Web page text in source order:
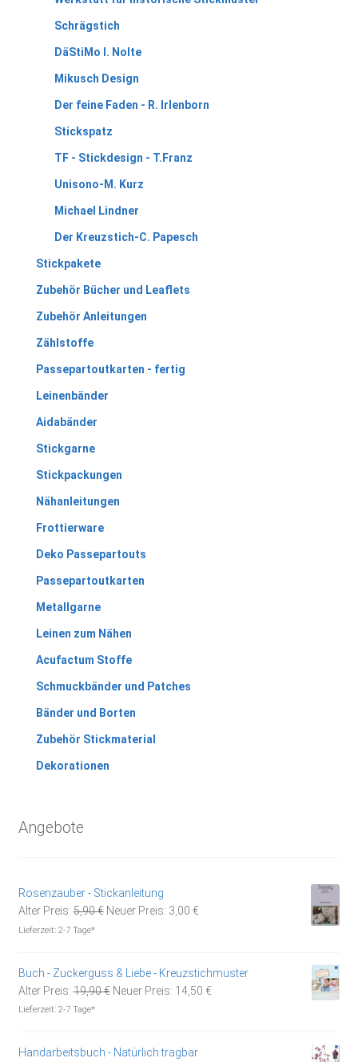
Schrägstich
DäStiMo I. Nolte
Mikusch Design
Der feine Faden - R. Irlenborn
Stickspatz
TF - Stickdesign - T.Franz
Unisono-M. Kurz
Michael Lindner
Der Kreuzstich-C. Papesch
Stickpakete
Zubehör Bücher und Leaflets
Zubehör Anleitungen
Zählstoffe
Passepartoutkarten - fertig
Leinenbänder
Aidabänder
Stickgarne
Stickpackungen
Nähanleitungen
Frottierware
Deko Passepartouts
Passepartoutkarten
Metallgarne
Leinen zum Nähen
Acufactum Stoffe
Schmuckbänder und Patches
Bänder und Borten
Zubehör Stickmaterial
Dekorationen
Angebote
Rosenzauber - Stickanleitung
Alter Preis: 5,90€ Ursprünglicher
Neuer Preis: 3,00 €Aktueller
Lieferzeit: 2-7 Tage*
Buch - Zuckerguss & Liebe - Kreuzstichmuster
Alter Preis: 19,90€ Ursprünglicher
Neuer Preis: 14,50 €Aktueller
Lieferzeit: 2-7 Tage*
Handarbeitsbuch - Natürlich tragbar